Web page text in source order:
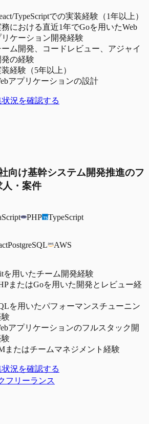
TypeScriptでの実装経験（1年以上）
における直近1年でGoを用いたWeb
リケーション開発経験
ーム開発、コードレビュー、アジャイ
発の経験
経験（5年以上）
アプリケーションの設計
状況を確認する
向け基幹システム開発推進のフ
人・案件
PHP TypeScript
PostgreSQL AWS
を用いたチーム開発経験
またはGoを用いた開発とレビュー経
を用いたパフォーマンスチューニン
アプリケーションのフルスタック開
またはチームマネジメント経験
状況を確認する
フリーランス